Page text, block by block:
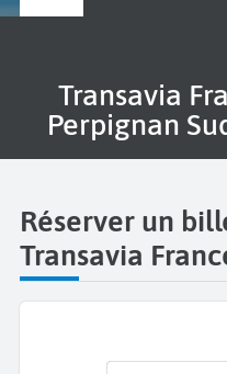
Transavia France à l'aéroport
Perpignan
Réserver un
Transavia